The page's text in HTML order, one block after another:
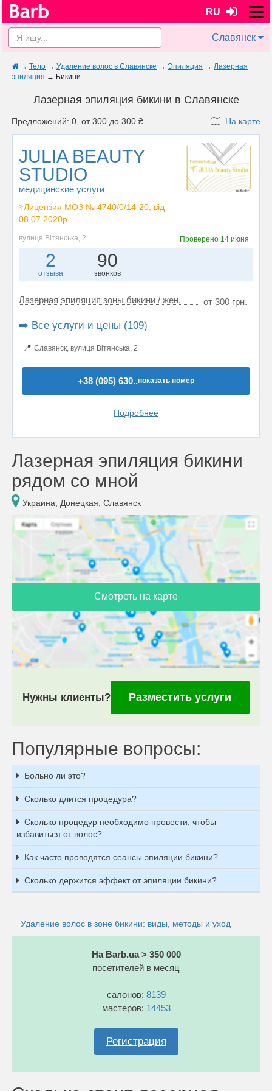
RU
Славянск
→ Тело → Удаление волос в Славянске → Эпиляция → Лазерная
эпиляция → Бикини
Лазерная эпиляция бикини в Славянске
Предложений: 0, от 300 до 300 ₴ На карте
JULIA BEAUTY
STUDIO
медицинские услуги
⚕️Лицензия МОЗ № 4740/0/14-20, від
08.07.2020р.
вулиця Вітянська, 2 Проверено 14 июня
2
отзыва
90
звонков
Лазерная эпиляция зоны бикини / жен. от 300 грн.
➡️ Все услуги и цены (109)
📍 Славянск, вулиця Вітянська, 2
+38 (095) 630..показать номер
Подробнее
Лазерная эпиляция бикини
рядом со мной
Украина, Донецкая, Славянск
Смотреть на карте
Нужны клиенты? Разместить услуги
Популярные вопросы:
Больно ли это?
Сколько длится процедура?
Сколько процедур необходимо провести, чтобы
избавиться от волос?
Как часто проводятся сеансы эпиляции бикини?
Сколько держится эффект от эпиляции бикини?
Удаление волос в зоне бикини: виды, методы и уход
На Barb.ua > 350 000
посетителей в месяц
салонов: 8139
мастеров: 14453
Регистрация